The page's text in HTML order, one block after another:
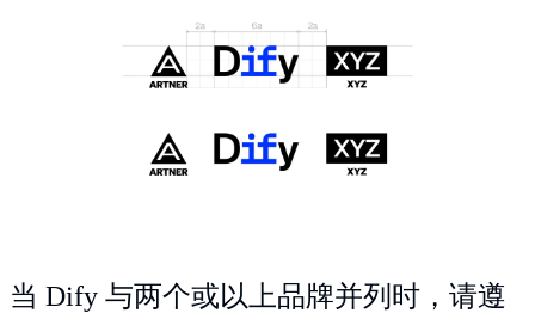
当 Dify 与两个或以上品牌并列时，请遵